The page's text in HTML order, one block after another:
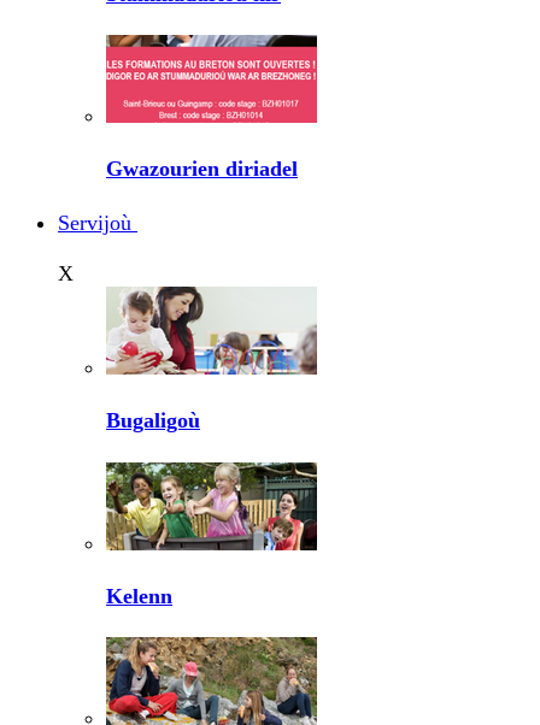
Gwazourien diriadel
Servijoù
X
Bugaligoù
Kelenn